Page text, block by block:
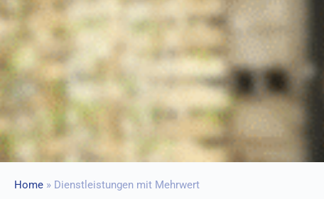
Home » Dienstleistungen mit Mehrwert